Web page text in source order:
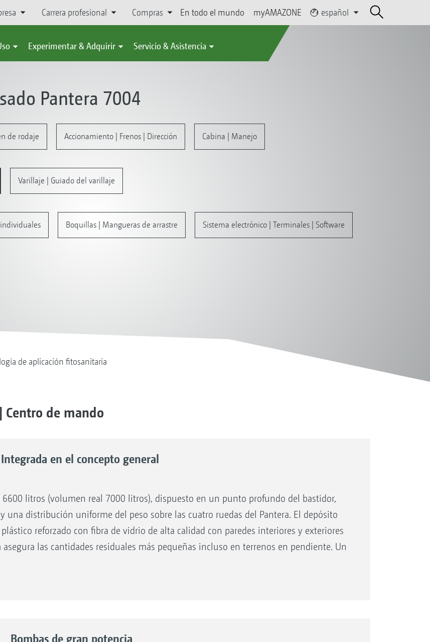
Carrera profesional Compras En todo el mundo myAMAZONE español
Experimentar & Adquirir Servicio & Asistencia
Pantera 7004
de rodaje Accionamiento | Frenos | Dirección Cabina | Manejo
Varillaje | Guiado del varillaje
Boquillas | Mangueras de arrastre Sistema electrónico | Terminales | Software
de aplicación fitosanitaria
de mando
en el concepto general
litros (volumen real 7000 litros), dispuesto en un punto profundo del bastidor,
una distribución uniforme del peso sobre las cuatro ruedas del Pantera. El depósito
reforzado con fibra de vidrio de alta calidad con paredes interiores y exteriores
asegura las cantidades residuales más pequeñas incluso en terrenos en pendiente. Un
lavado de 500 litros con indicador del nivel de llenado está situado en la parte
Bombas de gran potencia